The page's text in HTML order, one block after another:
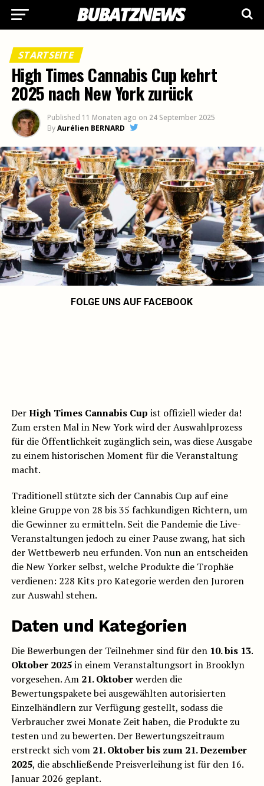
STARTSEITE
High Times Cannabis Cup kehrt
2025 nach New York zurück
Published 11 Monaten ago on 24 September 2025
ByAurélien BERNARD
FOLGE UNS AUF FACEBOOK
DerHigh Times Cannabis Cup ist offiziell wieder da!
Zum ersten Mal in New York wird der Auswahlprozess
für die Öffentlichkeit zugänglich sein, was diese Ausgabe
zu einem historischen Moment für die Veranstaltung
macht.
Traditionell stützte sich der Cannabis Cup auf eine
kleine Gruppe von 28 bis 35 fachkundigen Richtern, um
die Gewinner zu ermitteln. Seit die Pandemie die Live-
Veranstaltungen jedoch zu einer Pause zwang, hat sich
der Wettbewerb neu erfunden. Von nun an entscheiden
die New Yorker selbst, welche Produkte die Trophäe
verdienen: 228 Kits pro Kategorie werden den Juroren
zur Auswahl stehen.
Daten und Kategorien
Die Bewerbungen der Teilnehmer sind für den 10. bis 13.
Oktober 2025in einem Veranstaltungsort in Brooklyn
vorgesehen. Am 21. Oktoberwerden die
Bewertungspakete bei ausgewählten autorisierten
Einzelhändlern zur Verfügung gestellt, sodass die
Verbraucher zwei Monate Zeit haben, die Produkte zu
testen und zu bewerten. Der Bewertungszeitraum
erstreckt sich vom 21. Oktober bis zum 21. Dezember
2025, die abschließende Preisverleihung ist für den 16.
Januar 2026 geplant.